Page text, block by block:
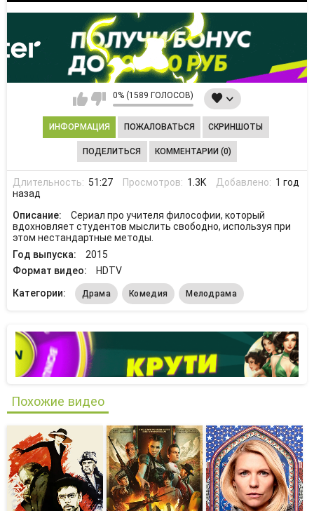
0% (1589 ГОЛОСОВ)
ИНФОРМАЦИЯ ПОЖАЛОВАТЬСЯ СКРИНШОТЫ
ПОДЕЛИТЬСЯ КОММЕНТАРИИ (0)
Длительность: 51:27 Просмотров: 1.3K Добавлено: 1 год
назад
Описание:
Сериал про учителя философии, который
вдохновляет студентов мыслить свободно, используя при
этом нестандартные методы.
Год выпуска:
2015
Формат видео:
HDTV
Категории:
Драма Комедия Мелодрама
Похожие видео